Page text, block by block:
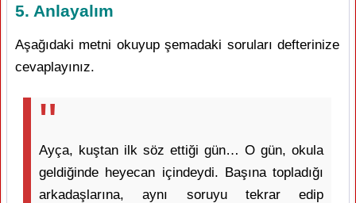
5. Anlayalım
Aşağıdaki metni okuyup şemadaki soruları defterinize
cevaplayınız.
Ayça, kuştan ilk söz ettiği gün… O gün, okula
geldiğinde heyecan içindeydi. Başına topladığı
arkadaşlarına, aynı soruyu tekrar edip